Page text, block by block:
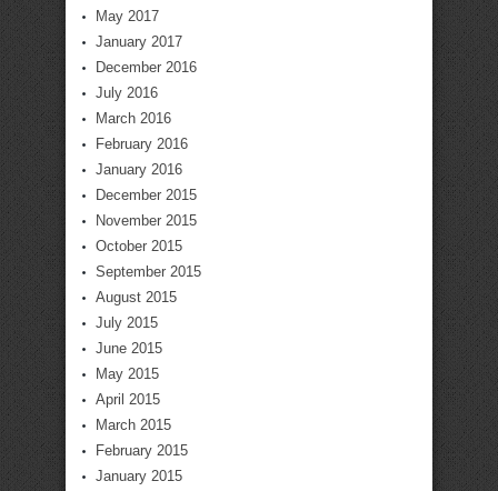
May 2017
January 2017
December 2016
July 2016
March 2016
February 2016
January 2016
December 2015
November 2015
October 2015
September 2015
August 2015
July 2015
June 2015
May 2015
April 2015
March 2015
February 2015
January 2015